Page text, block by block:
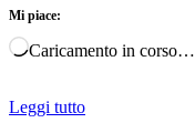
Mi piace:
Caricamento in corso…
Leggi tutto